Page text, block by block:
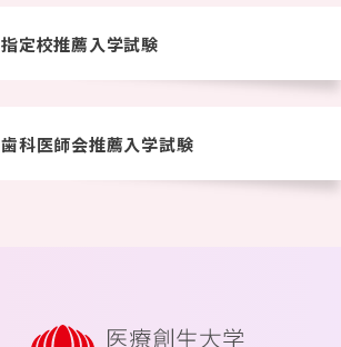
指定校推薦入学試験
歯科医師会推薦入学試験